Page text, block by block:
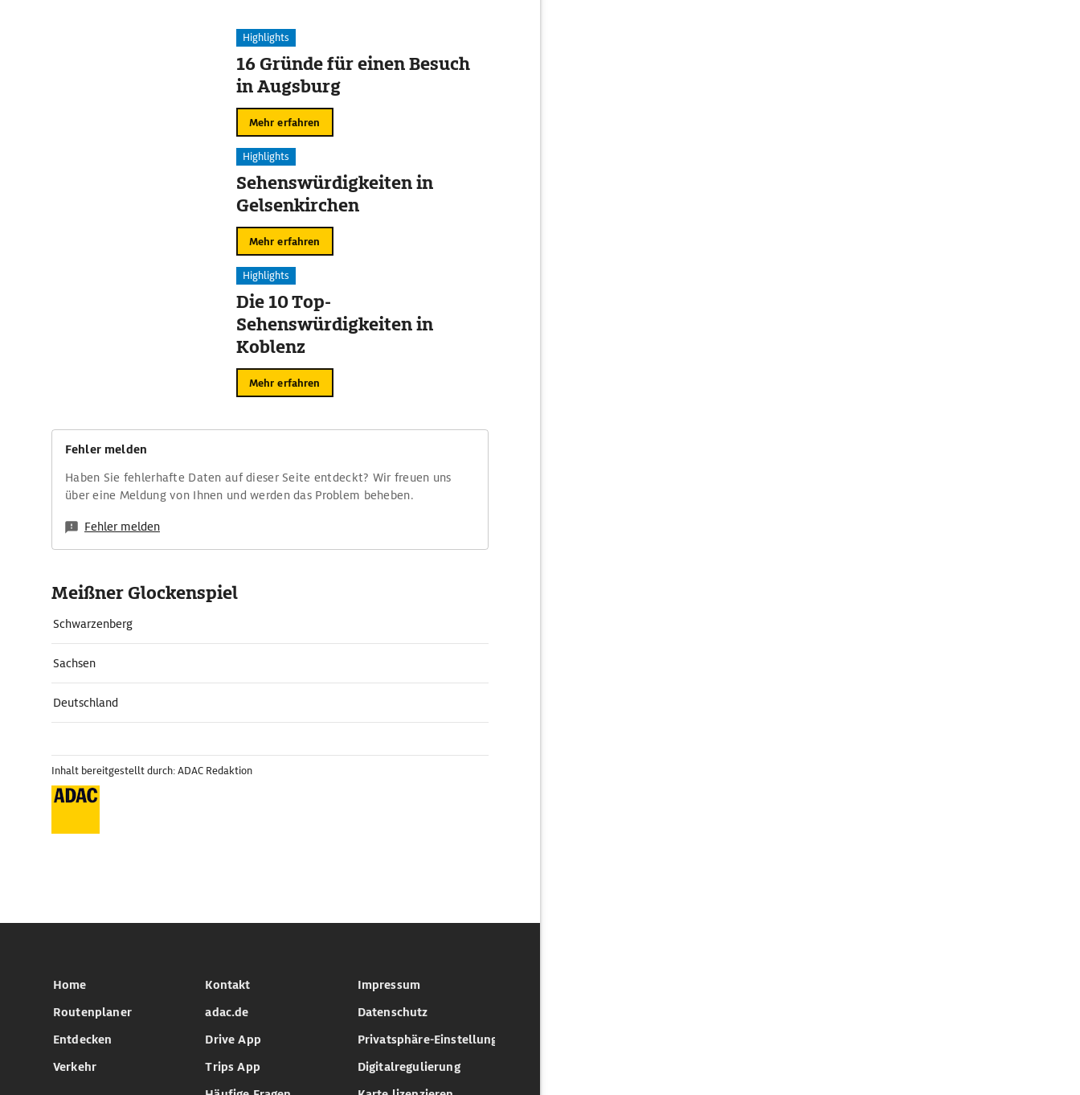
Highlights
16 Gründe für einen Besuch
in Augsburg
Mehr erfahren
Highlights
Sehenswürdigkeiten in
Gelsenkirchen
Mehr erfahren
Highlights
Die 10 Top-
Sehenswürdigkeiten in
Koblenz
Mehr erfahren
Fehler melden
Haben Sie fehlerhafte Daten auf dieser Seite entdeckt? Wir freuen uns
über eine Meldung von Ihnen und werden das Problem beheben.
Fehler melden
Meißner Glockenspiel
Schwarzenberg
Sachsen
Deutschland
Inhalt bereitgestellt durch: ADAC Redaktion
Home
Routenplaner
Entdecken
Verkehr
Kontakt
adac.de
Drive App
Trips App
Impressum
Datenschutz
Privatsphäre-Einstellungen
Digitalregulierung